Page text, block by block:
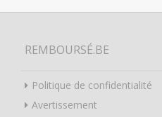
REMBOURSÉ.BE
Politique de confidentialité
Avertissement